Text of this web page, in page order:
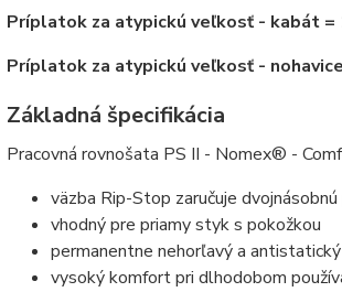
Príplatok za atypickú veľkosť - kabát =
Príplatok za atypickú veľkosť -
Základná špecifikácia
Pracovná rovnošata PS II - Nomex® -
väzba Rip-Stop zaručuje
vhodný pre priamy styk s pokožkou
permanentne nehorľavý a antistatický
vysoký komfort pri dlhodobom